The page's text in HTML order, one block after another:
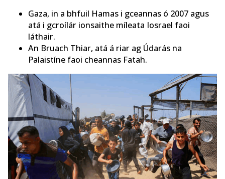
Gaza, in a bhfuil Hamas i gceannas ó 2007 agus
atá i gcroílár ionsaithe míleata Iosrael faoi
láthair.
An Bruach Thiar, atá á riar ag Údarás na
Palaistíne faoi cheannas Fatah.